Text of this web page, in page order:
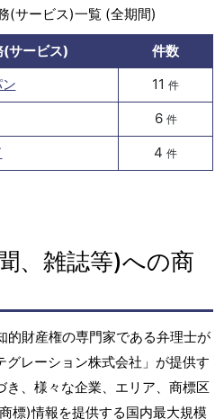
(サービス)一覧 (全期間)
(サービス)
件数
11 件
6 件
4 件
、雑誌等)への商
的財産権の専門家である弁理士が
レーション株式会社」が提供す
き、様々な企業、エリア、商標区
標)情報を提供する国内最大規模